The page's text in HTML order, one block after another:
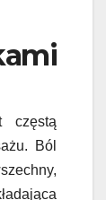
częstą
Ból